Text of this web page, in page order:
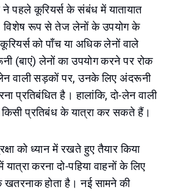
पहले कूरियर्स के संबंध में यातायात
विशेष रूप से तेज लेनों के उपयोग के
को पाँच या अधिक लेनों वाले
(बाएं) लेनों का उपयोग करने पर रोक
वाली सड़कों पर, उनके लिए अंदरूनी
प्रतिबंधित है। हालांकि, दो-लेन वाली
किसी प्रतिबंध के यात्रा कर सकते हैं।
को ध्यान में रखते हुए तैयार किया
करना दो-पहिया वाहनों के लिए
खतरनाक होता है। नई सामने की